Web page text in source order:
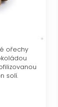
ořechy
solí.